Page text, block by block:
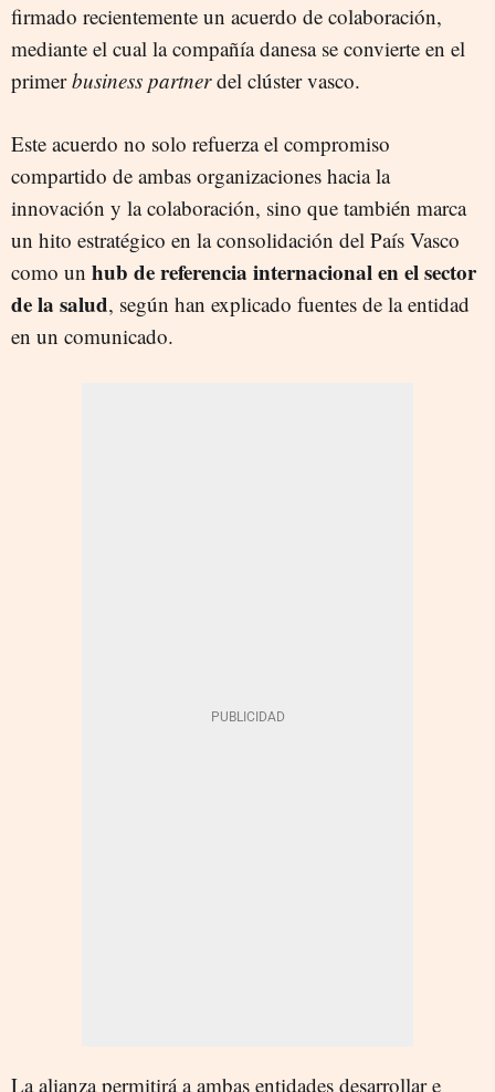
firmado recientemente un acuerdo de colaboración,
mediante el cual la compañía danesa se convierte en el
primerbusiness partnerdel clúster vasco.
Este acuerdo no solo refuerza el compromiso
compartido de ambas organizaciones hacia la
innovación y la colaboración, sino que también marca
un hito estratégico en la consolidación del País Vasco
como un hub de referencia internacional en el sector
de la salud, según han explicado fuentes de la entidad
en un comunicado.
La alianza permitirá a ambas entidades desarrollar e